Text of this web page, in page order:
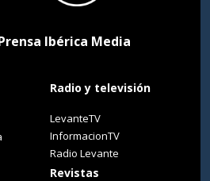
Ibérica Media
Radio y televisión
LevanteTV
InformacionTV
Radio Levante
Revistas